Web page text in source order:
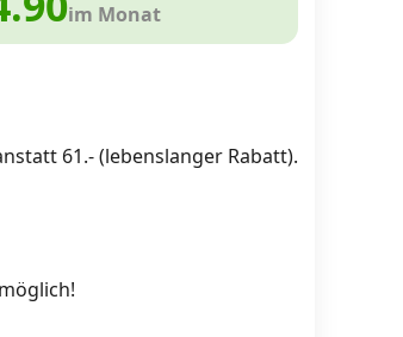
im Monat
61.- (lebenslanger Rabatt).